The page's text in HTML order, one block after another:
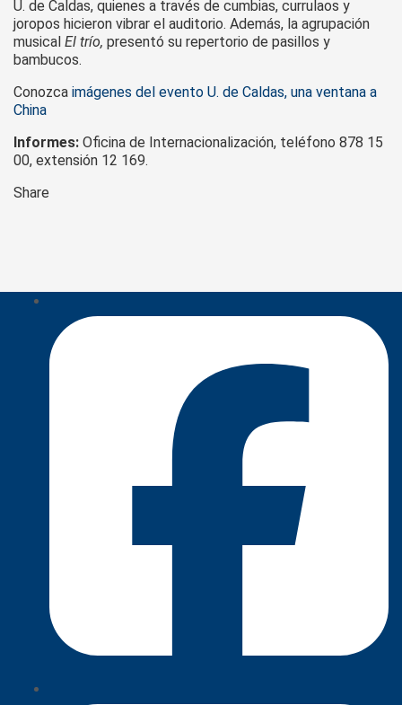
U. de Caldas, quienes a través de cumbias, currulaos y
joropos hicieron vibrar el auditorio. Además, la agrupación
musical El trío, presentó su repertorio de pasillos y
bambucos.
Conozca imágenes del evento U. de Caldas, una ventana a
China
Informes: Oficina de Internacionalización, teléfono 878 15
00, extensión 12 169.
Share